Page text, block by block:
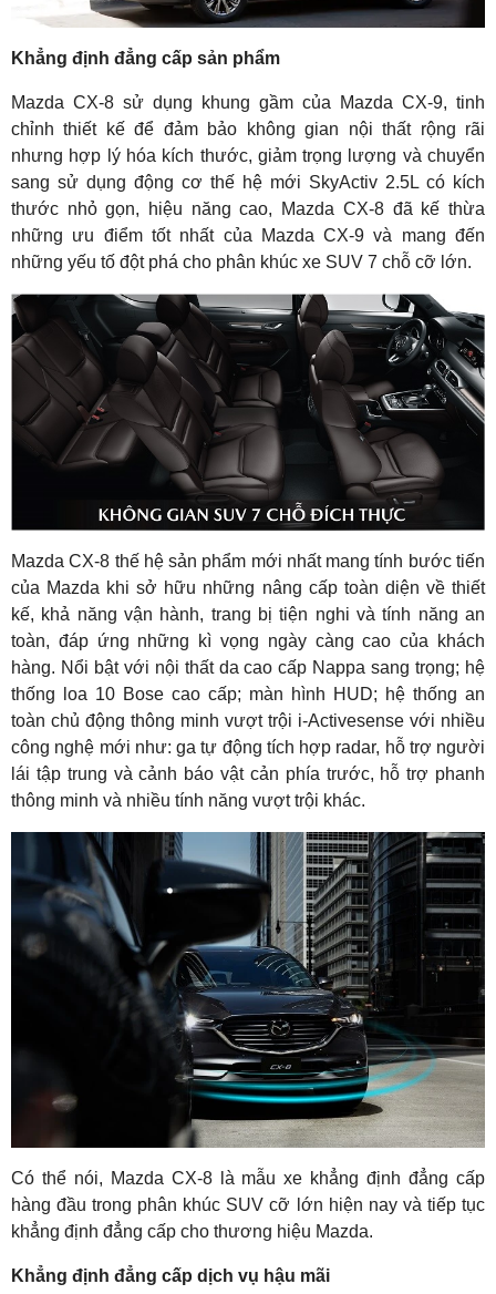
Khẳng định đẳng cấp sản phẩm
Mazda CX-8 sử dụng khung gầm của Mazda CX-9, tinh
chỉnh thiết kế để đảm bảo không gian nội thất rộng rãi
nhưng hợp lý hóa kích thước, giảm trọng lượng và chuyển
sang sử dụng động cơ thế hệ mới SkyActiv 2.5L có kích
thước nhỏ gọn, hiệu năng cao, Mazda CX-8 đã kế thừa
những ưu điểm tốt nhất của Mazda CX-9 và mang đến
những yếu tố đột phá cho phân khúc xe SUV 7 chỗ cỡ lớn.
Mazda CX-8 thế hệ sản phẩm mới nhất mang tính bước tiến
của Mazda khi sở hữu những nâng cấp toàn diện về thiết
kế, khả năng vận hành, trang bị tiện nghi và tính năng an
toàn, đáp ứng những kì vọng ngày càng cao của khách
hàng. Nổi bật với nội thất da cao cấp Nappa sang trọng; hệ
thống loa 10 Bose cao cấp; màn hình HUD; hệ thống an
toàn chủ động thông minh vượt trội i-Activesense với nhiều
công nghệ mới như: ga tự động tích hợp radar, hỗ trợ người
lái tập trung và cảnh báo vật cản phía trước, hỗ trợ phanh
thông minh và nhiều tính năng vượt trội khác.
Có thể nói, Mazda CX-8 là mẫu xe khẳng định đẳng cấp
hàng đầu trong phân khúc SUV cỡ lớn hiện nay và tiếp tục
khẳng định đẳng cấp cho thương hiệu Mazda.
Khẳng định đẳng cấp dịch vụ hậu mãi